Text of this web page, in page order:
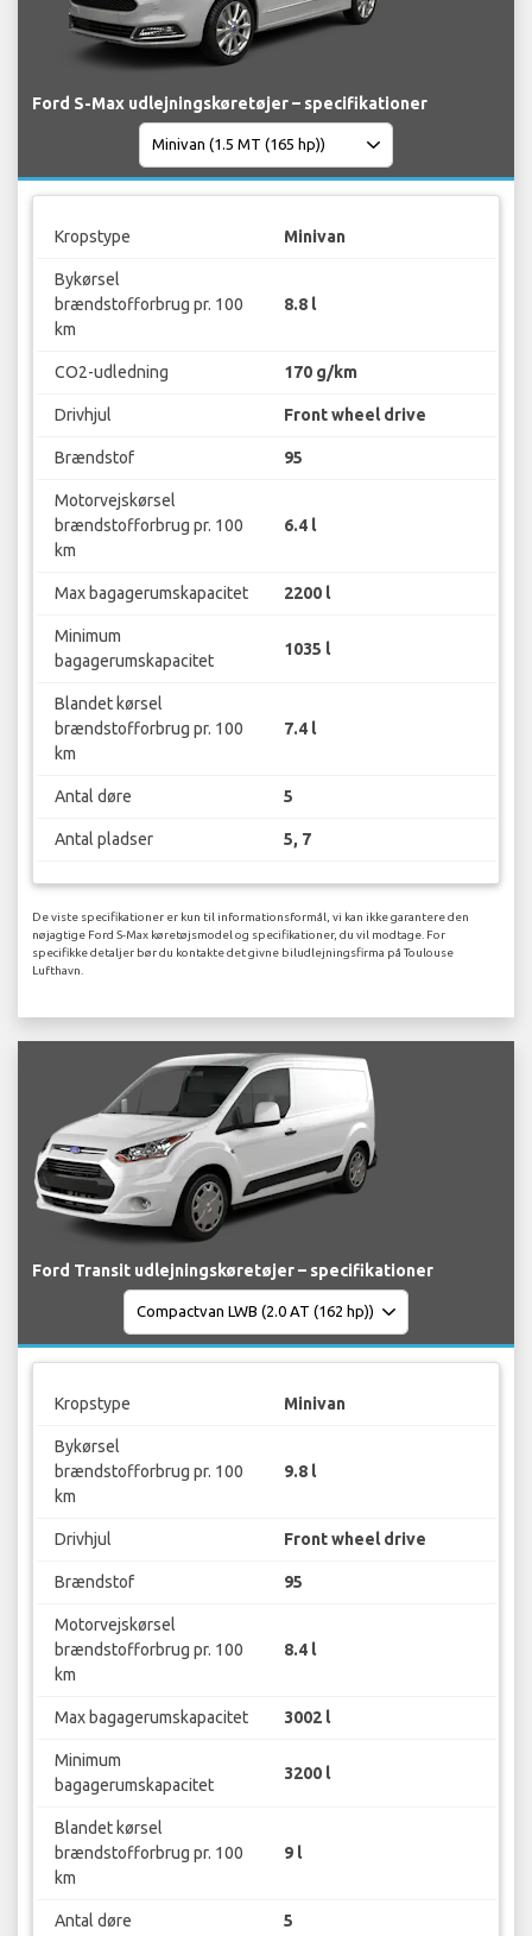
Ford S-Max udlejningskøretøjer – specifikationer
Kropstype Minivan
Bykørsel
brændstofforbrug pr. 100
km
8.8 l
CO2-udledning 170 g/km
Drivhjul Front wheel drive
Brændstof 95
Motorvejskørsel
brændstofforbrug pr. 100
km
6.4 l
Max bagagerumskapacitet 2200 l
Minimum
bagagerumskapacitet
1035 l
Blandet kørsel
brændstofforbrug pr. 100
km
7.4 l
Antal døre 5
Antal pladser 5, 7
De viste specifikationer er kun til informationsformål, vi kan ikke garantere den
nøjagtige Ford S-Max køretøjsmodel og specifikationer, du vil modtage. For
specifikke detaljer bør du kontakte det givne biludlejningsfirma på Toulouse
Lufthavn.
Ford Transit udlejningskøretøjer – specifikationer
Kropstype Minivan
Bykørsel
brændstofforbrug pr. 100
km
9.8 l
Drivhjul Front wheel drive
Brændstof 95
Motorvejskørsel
brændstofforbrug pr. 100
km
8.4 l
Max bagagerumskapacitet 3002 l
Minimum
bagagerumskapacitet
3200 l
Blandet kørsel
brændstofforbrug pr. 100
km
9 l
Antal døre 5